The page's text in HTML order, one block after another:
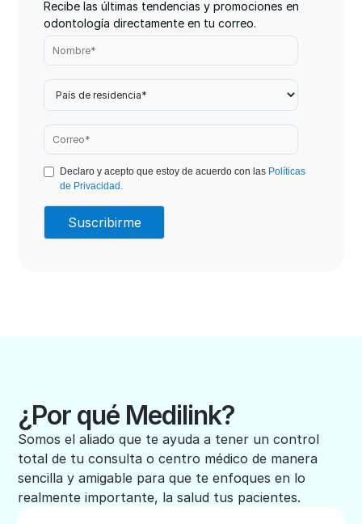
Recibe las últimas tendencias y promociones en
odontología directamente en tu correo.
Declaro y acepto que estoy de acuerdo con las Políticas
de Privacidad.
¿Por qué Medilink?
Somos el aliado que te ayuda a tener un control
total de tu consulta o centro médico de manera
sencilla y amigable para que te enfoques en lo
realmente importante, la salud tus pacientes.